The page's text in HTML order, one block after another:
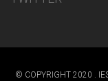
© COPYRIGHT 2020 .